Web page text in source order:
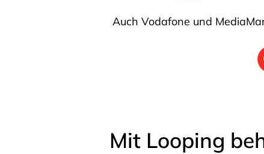
Auch Vodafone und
Mit Looping